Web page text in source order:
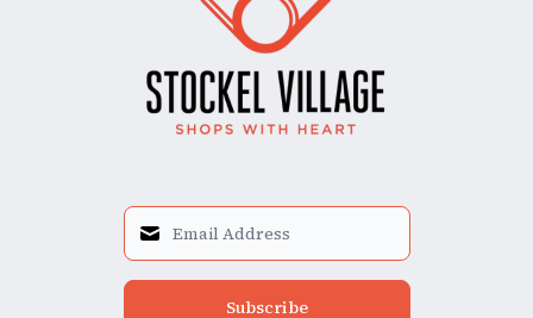
Subscribe